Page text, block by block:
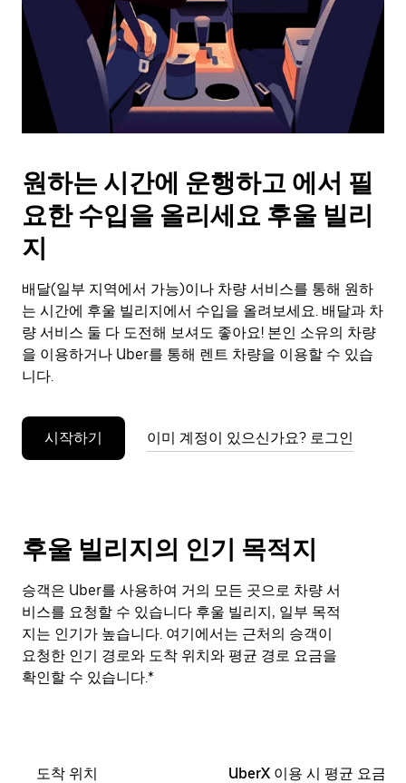
러
날
짜
캘
린
더
를
닫
려
면
Esc
키
를
누
세
원하는 시간에 운행하고 에서 필
요한 수입을 올리세요 후울 빌리
지
배달(일부 지역에서 가능)이나 차량 서비스를 통해 원하
는 시간에 후울 빌리지에서 수입을 올려보세요. 배달과 차
량 서비스 둘 다 도전해 보셔도 좋아요! 본인 소유의 차량
을 이용하거나 Uber를 통해 렌트 차량을 이용할 수 있습
니다.
시작하기 이미 계정이 있으신가요? 로그인
후울 빌리지의 인기 목적지
승객은 Uber를 사용하여 거의 모든 곳으로 차량 서
비스를 요청할 수 있습니다 후울 빌리지, 일부 목적
지는 인기가 높습니다. 여기에서는 근처의 승객이
요청한 인기 경로와 도착 위치와 평균 경로 요금을
확인할 수 있습니다.*
도착 위치
UberX 이용 시 평균 요금